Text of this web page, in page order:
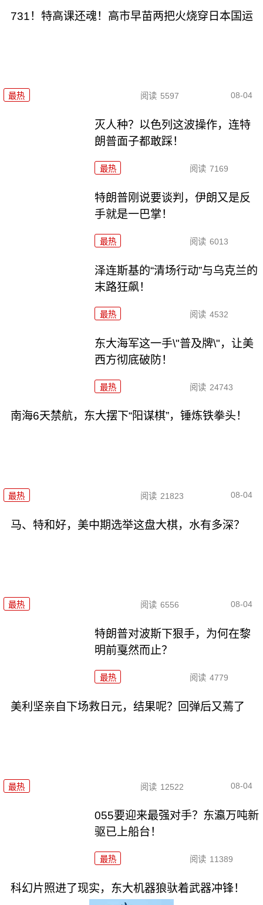
731！特高课还魂！高市早苗两把火烧穿日本国运
最热 阅读 5597 08-04
灭人种？以色列这波操作，连特
朗普面子都敢踩！
最热 阅读 7169
特朗普刚说要谈判，伊朗又是反
手就是一巴掌！
最热 阅读 6013
泽连斯基的“清场行动”与乌克兰的
末路狂飙！
最热 阅读 4532
东大海军这一手\"普及牌\"，让美
西方彻底破防！
最热 阅读 24743
南海6天禁航，东大摆下“阳谋棋”，锤炼铁拳头！
最热 阅读 21823 08-04
马、特和好，美中期选举这盘大棋，水有多深？
最热 阅读 6556 08-04
特朗普对波斯下狠手，为何在黎
明前戛然而止？
最热 阅读 4779
美利坚亲自下场救日元，结果呢？回弹后又蔫了
最热 阅读 12522 08-04
055要迎来最强对手？东瀛万吨新
驱已上船台！
最热 阅读 11389
科幻片照进了现实，东大机器狼驮着武器冲锋！